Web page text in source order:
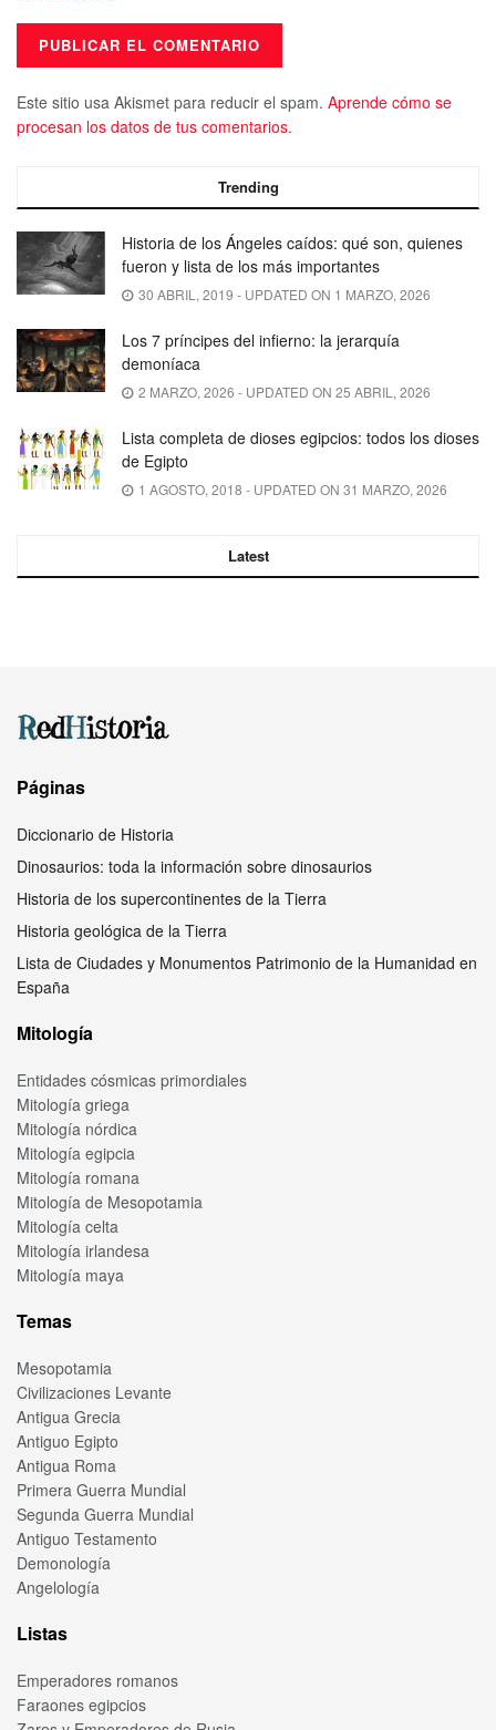
Este sitio usa Akismet para reducir el spam. Aprende cómo se
procesan los datos de tus comentarios.
Trending
Historia de los Ángeles caídos: qué son, quienes
fueron y lista de los más importantes
30 ABRIL, 2019 - UPDATED ON 1 MARZO, 2026
Los 7 príncipes del infierno: la jerarquía
demoníaca
2 MARZO, 2026 - UPDATED ON 25 ABRIL, 2026
Lista completa de dioses egipcios: todos los dioses
de Egipto
1 AGOSTO, 2018 - UPDATED ON 31 MARZO, 2026
Latest
Páginas
Diccionario de Historia
Dinosaurios: toda la información sobre dinosaurios
Historia de los supercontinentes de la Tierra
Historia geológica de la Tierra
Lista de Ciudades y Monumentos Patrimonio de la Humanidad en
España
Mitología
Entidades cósmicas primordiales
Mitología griega
Mitología nórdica
Mitología egipcia
Mitología romana
Mitología de Mesopotamia
Mitología celta
Mitología irlandesa
Mitología maya
Temas
Mesopotamia
Civilizaciones Levante
Antigua Grecia
Antiguo Egipto
Antigua Roma
Primera Guerra Mundial
Segunda Guerra Mundial
Antiguo Testamento
Demonología
Angelología
Listas
Emperadores romanos
Faraones egipcios